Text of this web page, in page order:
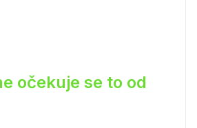
očekuje se to od